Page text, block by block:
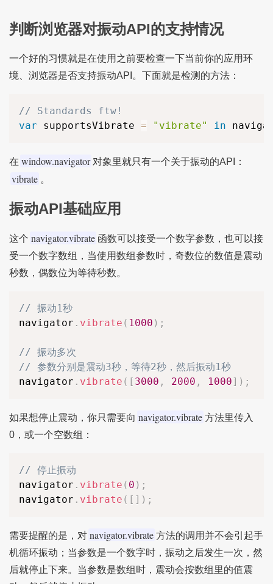
判断浏览器对振动API的支持情况
一个好的习惯就是在使用之前要检查一下当前你的应用环
境、浏览器是否支持振动API。下面就是检测的方法：
// Standards ftw!
var supportsVibrate = "vibrate" in
在 window.navigator 对象里就只有一个关于振动的API：
vibrate 。
振动API基础应用
这个 navigator.vibrate 函数可以接受一个数字参数，也可以接
受一个数字数组，当使用数组参数时，奇数位的数值是震动
秒数，偶数位为等待秒数。
// 振动1秒
navigator . vibrate ( 1000 ) ;
// 振动多次
// 参数分别是震动3秒，等待2秒，然后振动1秒
navigator . vibrate ( [ 3000 , 2000 , 1000] ) ;
如果想停止震动，你只需要向 navigator.vibrate 方法里传入
0，或一个空数组：
// 停止振动
navigator . vibrate ( 0 ) ;
navigator . vibrate ( [ ] ) ;
需要提醒的是，对 navigator.vibrate 方法的调用并不会引起手
机循环振动；当参数是一个数字时，振动之后发生一次，然
后就停止下来。当参数是数组时，震动会按数组里的值震